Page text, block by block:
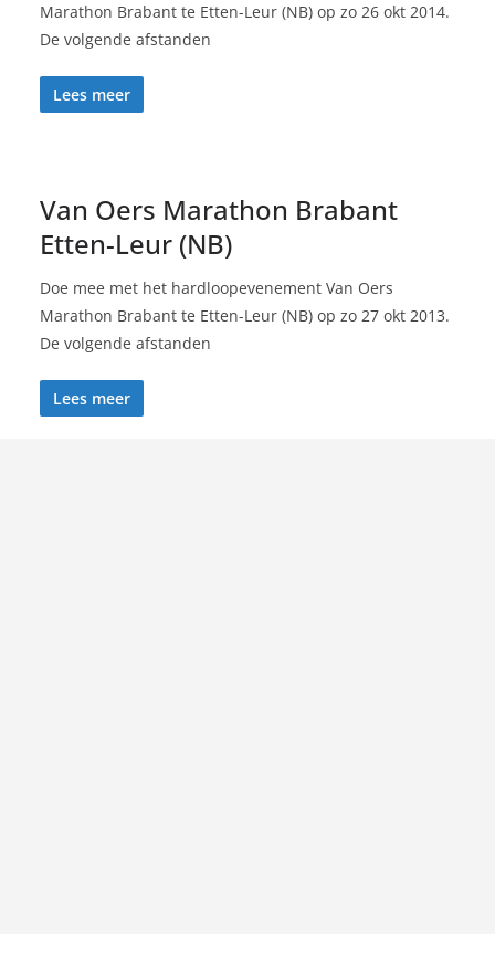
Marathon Brabant te Etten-Leur (NB) op zo 26 okt 2014.
De volgende afstanden
Lees meer
Van Oers Marathon Brabant
Etten-Leur (NB)
Doe mee met het hardloopevenement Van Oers
Marathon Brabant te Etten-Leur (NB) op zo 27 okt 2013.
De volgende afstanden
Lees meer